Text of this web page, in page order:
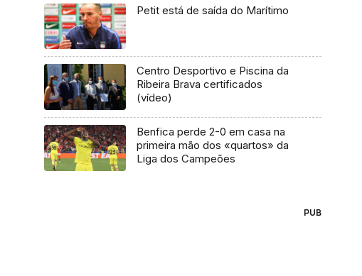
Petit está de saída do Marítimo
Centro Desportivo e Piscina da
Ribeira Brava certificados
(vídeo)
Benfica perde 2-0 em casa na
primeira mão dos «quartos» da
Liga dos Campeões
PUB